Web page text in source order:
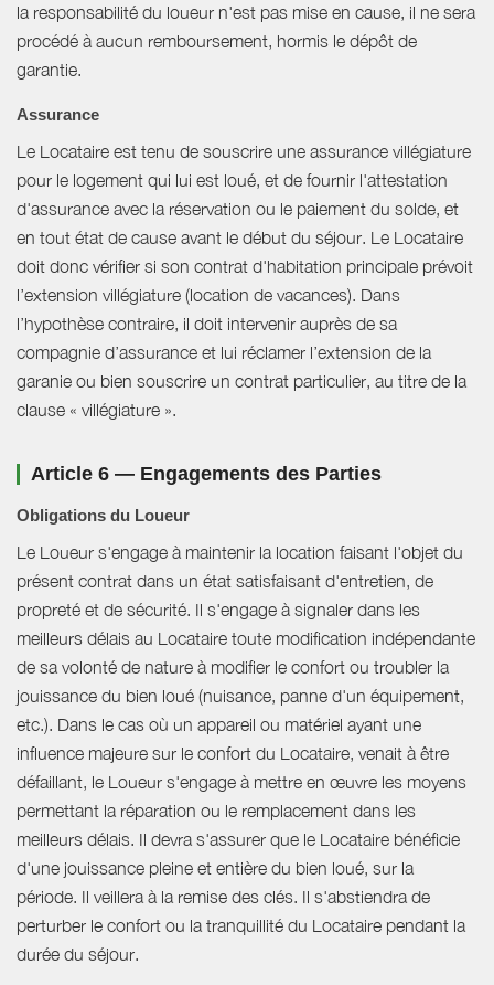
la responsabilité du loueur n'est pas mise en cause, il ne sera
procédé à aucun remboursement, hormis le dépôt de
garantie.
Assurance
Le Locataire est tenu de souscrire une assurance villégiature
pour le logement qui lui est loué, et de fournir l'attestation
d'assurance avec la réservation ou le paiement du solde, et
en tout état de cause avant le début du séjour. Le Locataire
doit donc vérifier si son contrat d'habitation principale prévoit
l’extension villégiature (location de vacances). Dans
l’hypothèse contraire, il doit intervenir auprès de sa
compagnie d’assurance et lui réclamer l’extension de la
garanie ou bien souscrire un contrat particulier, au titre de la
clause « villégiature ».
Article 6 — Engagements des Parties
Obligations du Loueur
Le Loueur s'engage à maintenir la location faisant l'objet du
présent contrat dans un état satisfaisant d'entretien, de
propreté et de sécurité. Il s'engage à signaler dans les
meilleurs délais au Locataire toute modification indépendante
de sa volonté de nature à modifier le confort ou troubler la
jouissance du bien loué (nuisance, panne d'un équipement,
etc.). Dans le cas où un appareil ou matériel ayant une
influence majeure sur le confort du Locataire, venait à être
défaillant, le Loueur s'engage à mettre en œuvre les moyens
permettant la réparation ou le remplacement dans les
meilleurs délais. Il devra s'assurer que le Locataire bénéficie
d'une jouissance pleine et entière du bien loué, sur la
période. Il veillera à la remise des clés. Il s'abstiendra de
perturber le confort ou la tranquillité du Locataire pendant la
durée du séjour.